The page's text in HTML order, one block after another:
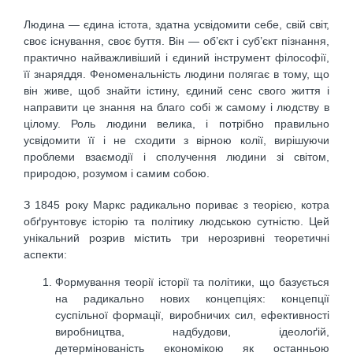
Людина — єдина істота, здатна усвідомити себе, свій світ,
своє існування, своє буття. Він — об’єкт і суб’єкт пізнання,
практично найважливіший і єдиний інструмент філософії,
її знаряддя. Феноменальність людини полягає в тому, що
він живе, щоб знайти істину, єдиний сенс свого життя і
направити це знання на благо собі ж самому і людству в
цілому. Роль людини велика, і потрібно правильно
усвідомити її і не сходити з вірною колії, вирішуючи
проблеми взаємодії і сполучення людини зі світом,
природою, розумом і самим собою.
З 1845 року Маркс радикально пориває з теорією, котра
обґрунтовує історію та політику людською сутністю. Цей
унікальний розрив містить три нерозривні теоретичні
аспекти:
Формування теорії історії та політики, що базується
на радикально нових концепціях: концепції
суспільної формації, виробничих сил, ефективності
виробництва, надбудови, ідеолоґій,
детермінованість економікою як останньою